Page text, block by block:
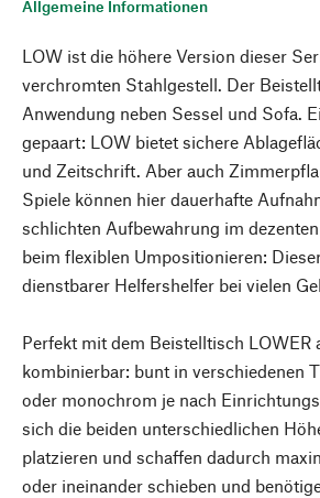
Allgemeine Informationen
LOW ist die höhere Version dieser
verchromten Stahlgestell. Der
Anwendung neben Sessel und Sofa.
gepaart: LOW bietet sichere
und Zeitschrift. Aber auch
Spiele können hier dauerhafte
schlichten Aufbewahrung im
beim flexiblen Umpositionieren:
dienstbarer Helfershelfer bei vielen
Perfekt mit dem Beistelltisch LOWER
kombinierbar: bunt in verschiedenen
oder monochrom je nach
sich die beiden unterschiedlichen
platzieren und schaffen dadurch
oder ineinander schieben und